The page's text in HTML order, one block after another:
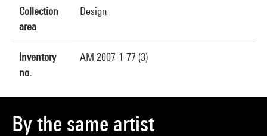
Collection
area
Design
Inventory
no.
AM 2007-1-77 (3)
By the same artist